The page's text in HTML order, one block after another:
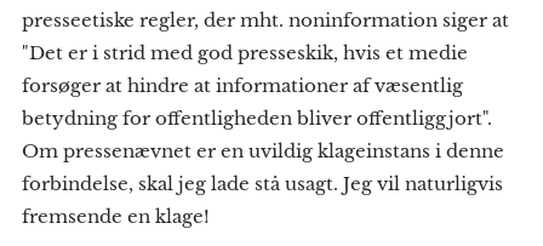
presseetiske regler, der mht. noninformation siger at
"Det er i strid med god presseskik, hvis et medie
forsøger at hindre at informationer af væsentlig
betydning for offentligheden bliver offentliggjort".
Om pressenævnet er en uvildig klageinstans i denne
forbindelse, skal jeg lade stå usagt. Jeg vil naturligvis
fremsende en klage!